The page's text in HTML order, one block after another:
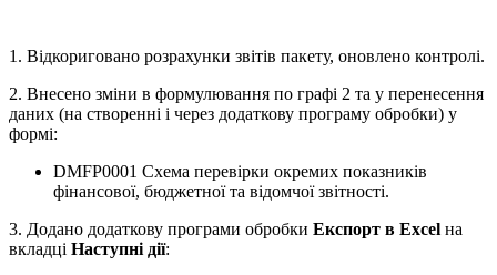
1. Відкориговано розрахунки звітів пакету, оновлено контролі.
2. Внесено зміни в формулювання по графі 2 та у перенесення
даних (на створенні і через додаткову програму обробки) у
формі:
DMFP0001 Схема перевірки окремих показників
фінансової, бюджетної та відомчої звітності.
3. Додано додаткову програми обробки Експорт в Excel на
вкладці Наступні дії: